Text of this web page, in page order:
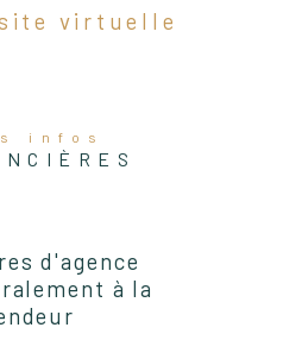
virtuelle
infos
d'agence
à la